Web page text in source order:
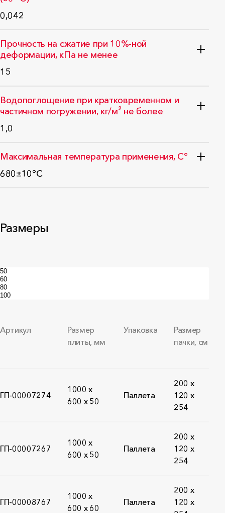
0,042
Прочность на сжатие при 10%-ной
деформации, кПа не менее
15
Водопоглощение при кратковременном и
частичном погружении, кг/м² не более
1,0
Максимальная температура применения, С°
680±10°C
Размеры
Артикул
Размер
плиты, мм
Упаковка
Размер
пачки, см
ГП-00007274
1000 х
600 х 50
Паллета
200 x
120 x
254
ГП-00007267
1000 х
600 х 50
Паллета
200 x
120 x
254
ГП-00008767
1000 х
600 х 60
Паллета
200 x
120 x